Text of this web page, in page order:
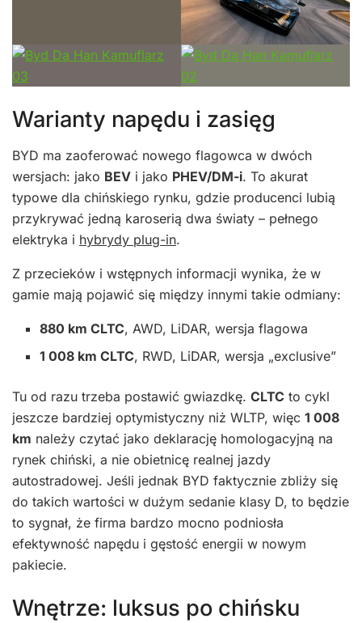
Warianty napędu i zasięg
BYD ma zaoferować nowego flagowca w dwóch
wersjach: jako BEV i jako PHEV/DM-i. To akurat
typowe dla chińskiego rynku, gdzie producenci lubią
przykrywać jedną karoserią dwa światy – pełnego
elektryka i hybrydy plug-in.
Z przecieków i wstępnych informacji wynika, że w
gamie mają pojawić się między innymi takie odmiany:
880 km CLTC, AWD, LiDAR, wersja flagowa
1 008 km CLTC, RWD, LiDAR, wersja „exclusive”
Tu od razu trzeba postawić gwiazdkę. CLTC to cykl
jeszcze bardziej optymistyczny niż WLTP, więc 1 008
km należy czytać jako deklarację homologacyjną na
rynek chiński, a nie obietnicę realnej jazdy
autostradowej. Jeśli jednak BYD faktycznie zbliży się
do takich wartości w dużym sedanie klasy D, to będzie
to sygnał, że firma bardzo mocno podniosła
efektywność napędu i gęstość energii w nowym
pakiecie.
Wnętrze: luksus po chińsku